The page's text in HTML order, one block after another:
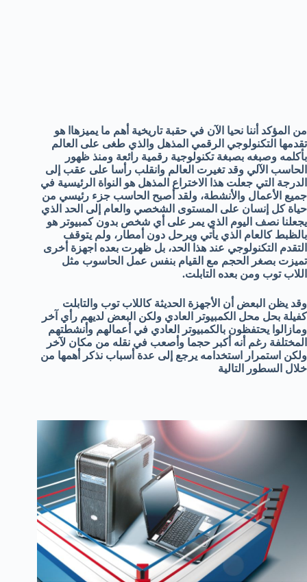
من المؤكد أننا نحيا الآن في حقبة تاريخية أهم ما يميزهاا هو
تقدمها التكنولوجي الرقمي المذهل والذي طغى على العالم
بأكلمه وصبغه بصبغة تكنولوجية رقمية رائعة ومنذ ظهور
الحاسب الآلي وقد تغيرت العالم وانقلب رأسا على عقب إلى
الدرجة التي جعلت هذا الاختراع المذهل هو النواة الرئيسية في
جميع الأعمال والأنشطة، ولقد أصبح الحاسب جزء رئيسي من
حياة كل إنسان على المستوى الشخصي والعام إلى الحد الذي
يجعلنا نصف اليوم الذي يمر على أي شخص بدون كمبيوتر هو
بالظبط كالعام الذي يأتي ويرحل دون أمطار، ولم يتوقف
التقدم التكنولوجي عند هذا الحد، بل ظهرت بعده اجهزة أخرى
تميزت بصغر الحجم مع القيام بنفس عمل الحاسوب مثل
اللاب توب ومن بعده التابلت.
وقد يظن البعض أن الأجهزة الحديثة كاللاب توب والتابلت
كفيلة بحل محل الكمبيوتر العادي ولكن البعض لديهم رأي آخر
ومازالوا يحتفظون بالكمبيوتر العادي في أعمالهم وأنشطتهم
المختلفة رغم أنه أكبر حجما وأصعب في نقله من مكان لآخر
ولكن استمرار استخدامه يرجع إلى عدة أسباب نذكر أهمها من
خلال السطور التالية